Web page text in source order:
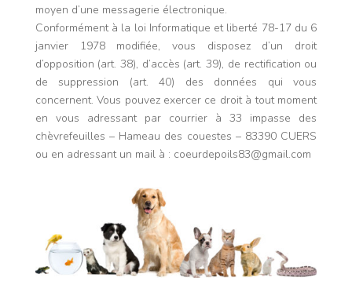
moyen d’une messagerie électronique.
Conformément à la loi Informatique et liberté 78-17 du 6
janvier 1978 modifiée, vous disposez d’un droit
d’opposition (art. 38), d’accès (art. 39), de rectification ou
de suppression (art. 40) des données qui vous
concernent. Vous pouvez exercer ce droit à tout moment
en vous adressant par courrier à 33 impasse des
chèvrefeuilles – Hameau des couestes – 83390 CUERS
ou en adressant un mail à : coeurdepoils83@gmail.com